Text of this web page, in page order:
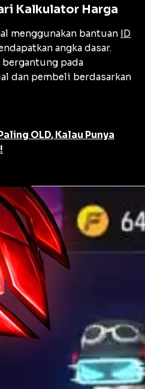
Kalkulator Harga
menggunakan bantuan ID
angka dasar.
bergantung pada
dan pembeli berdasarkan
OLD, Kalau Punya